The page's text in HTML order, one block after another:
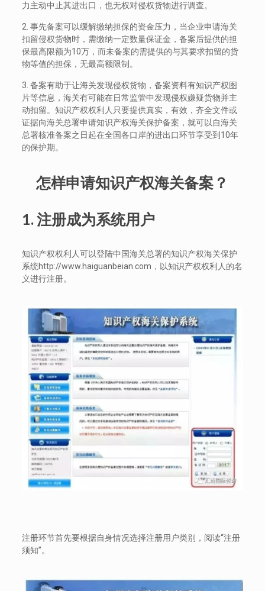
力主动中止其进出口，也无权对侵权货物进行调查。
2. 事先备案可以缓解缴纳担保的资金压力，当企业申请海关
扣留侵权货物时，需缴纳一定数量保证金，备案后提供的担
保最高限额为10万，而未备案的需提供的与其要求扣留的货
物等值的担保，无最高额限制。
3. 备案有助于让海关发现侵权货物，备案资料有知识产权图
片等信息，海关有可能在日常监管中发现侵权嫌疑货物并主
动扣留。知识产权权利人只要提供真实，有效，齐全文件或
证据向海关总署申请知识产权海关保护备案，就可以自海关
总署核准备案之日起在全国各口岸的进出口环节享受到10年
的保护期。
怎样申请知识产权海关备案？
1. 注册成为系统用户
知识产权权利人可以登陆中国海关总署的知识产权海关保护
系统http://www.haiguanbeian.com，以知识产权权利人的名
义进行注册。
注册环节首先要根据自身情况选择注册用户类别，阅读“注册
须知”。